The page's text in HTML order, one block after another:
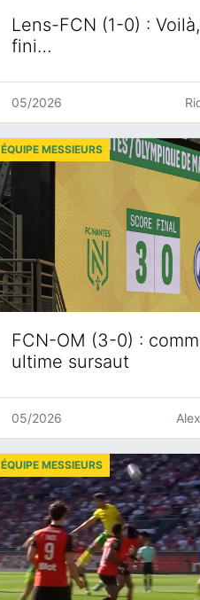
Lens-FCN (1-0) :
fini…
05/2026
FCN-OM (3-0) :
ultime sursaut
ÉQUIPE MESSIEURS
05/2026
ÉQUIPE MESSIEURS